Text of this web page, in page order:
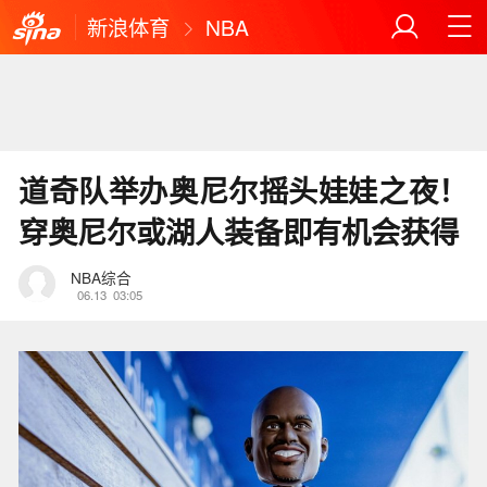
新浪体育 NBA
道奇队举办奥尼尔摇头娃娃之夜！
穿奥尼尔或湖人装备即有机会获得
NBA综合
06.13 03:05